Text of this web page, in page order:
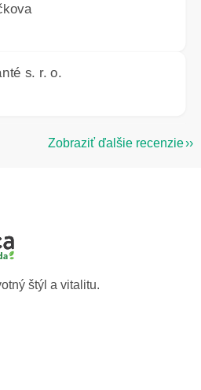
je 5 z 5 hviezdičiek.
s. r. o.
je 5 z 5 hviezdičiek.
Zobraziť ďalšie recenzie
štýl a vitalitu.